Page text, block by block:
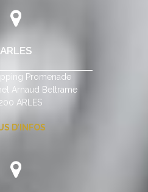
ARLES
Promenade
Arnaud Beltrame
ARLES
D’INFOS